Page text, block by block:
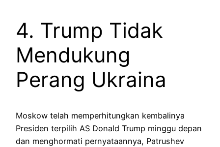
4. Trump Tidak
Mendukung
Perang Ukraina
Moskow telah memperhitungkan kembalinya
Presiden terpilih AS Donald Trump minggu depan
dan menghormati pernyataannya, Patrushev